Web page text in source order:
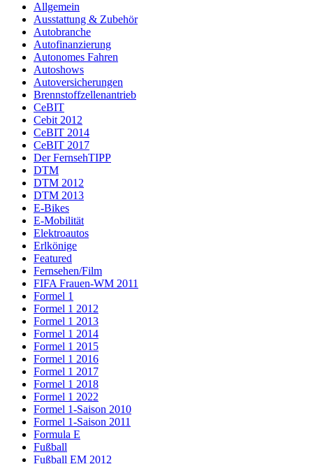
Allgemein
Ausstattung & Zubehör
Autobranche
Autofinanzierung
Autonomes Fahren
Autoshows
Autoversicherungen
Brennstoffzellenantrieb
CeBIT
Cebit 2012
CeBIT 2014
CeBIT 2017
Der FernsehTIPP
DTM
DTM 2012
DTM 2013
E-Bikes
E-Mobilität
Elektroautos
Erlkönige
Featured
Fernsehen/Film
FIFA Frauen-WM 2011
Formel 1
Formel 1 2012
Formel 1 2013
Formel 1 2014
Formel 1 2015
Formel 1 2016
Formel 1 2017
Formel 1 2018
Formel 1 2022
Formel 1-Saison 2010
Formel 1-Saison 2011
Formula E
Fußball
Fußball EM 2012